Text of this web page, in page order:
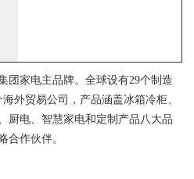
团家电主品牌。全球设有29个制造
外贸易公司，产品涵盖冰箱冷柜、
厨电、智慧家电和定制产品八大品
合作伙伴。